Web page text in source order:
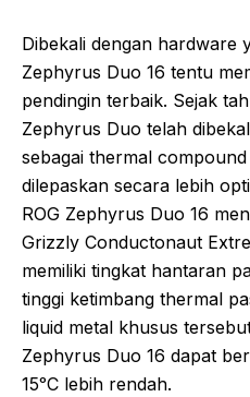
Dibekali dengan hardware
Zephyrus Duo 16 tentu
pendingin terbaik. Sejak
Zephyrus Duo telah
sebagai thermal
dilepaskan secara lebih
ROG Zephyrus Duo 16
Grizzly Conductonaut
memiliki tingkat hantaran
tinggi ketimbang thermal
liquid metal khusus
Zephyrus Duo 16 dapat
15ᵒC lebih rendah.